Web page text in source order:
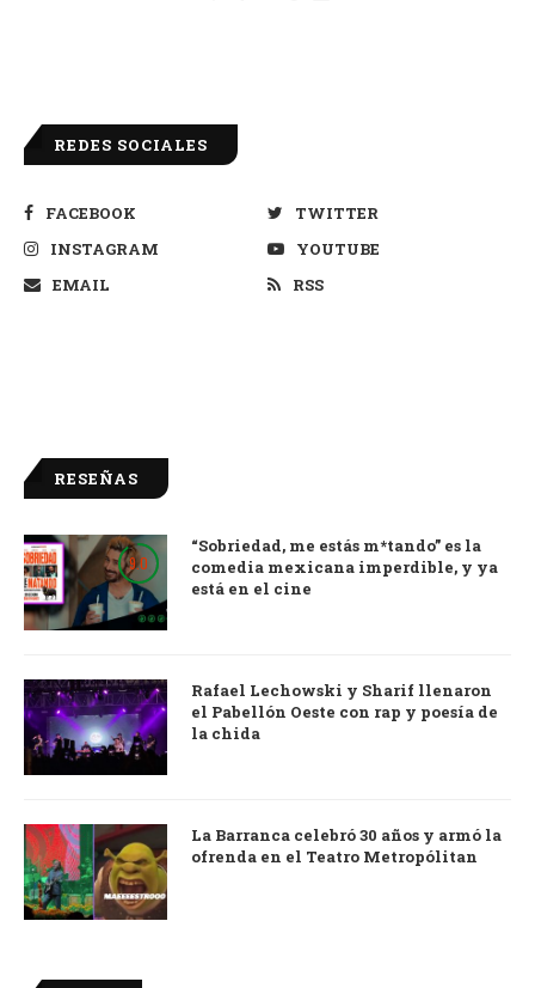
REDES SOCIALES
FACEBOOK
TWITTER
INSTAGRAM
YOUTUBE
EMAIL
RSS
RESEÑAS
9.0
“Sobriedad, me estás m*tando” es la
comedia mexicana imperdible, y ya
está en el cine
Rafael Lechowski y Sharif llenaron
el Pabellón Oeste con rap y poesía de
la chida
La Barranca celebró 30 años y armó la
ofrenda en el Teatro Metropólitan